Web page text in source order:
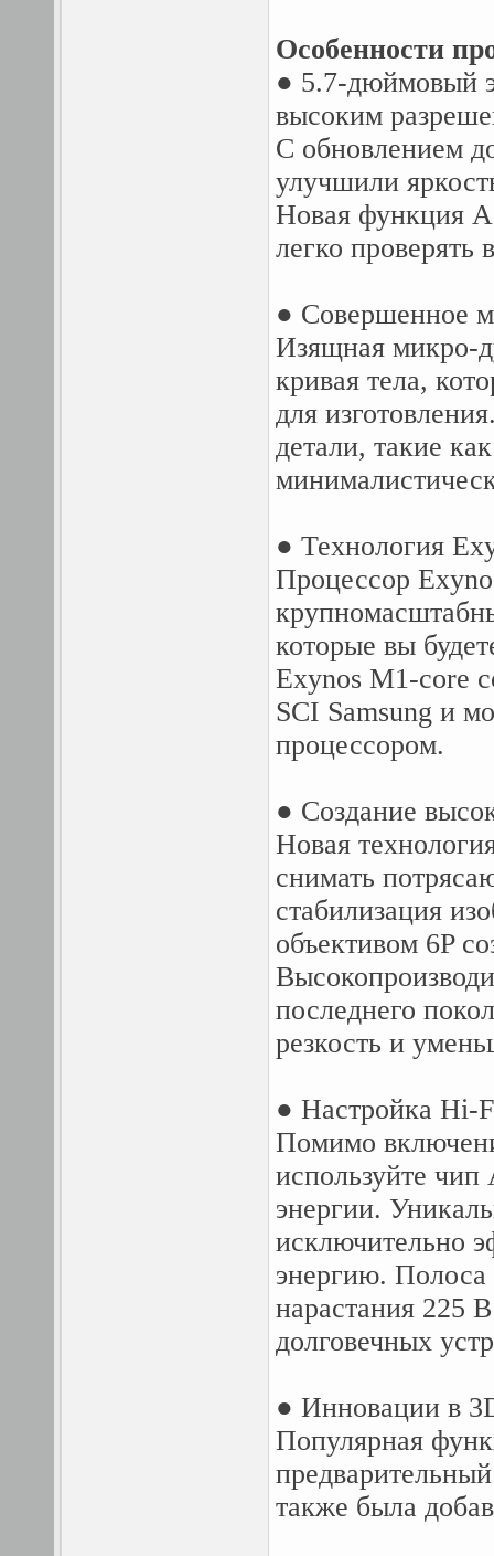
Особенности
● 5.7-дюймовый
высоким
С обновлением
улучшили
Новая функция
легко проверять
● Совершенное
Изящная микро-
кривая тела,
для
детали, такие
● Технология
Процессор
которые вы
Exynos M1-core
SCI Samsung и
процессором.
● Создание
Новая
снимать
стабилизация
объективом 6P
последнего
резкость и
● Настройка Hi-
Помимо
используйте чип
энергии.
исключительно
энергию.
нарастания 225
долговечных
● Инновации в
Популярная
также была